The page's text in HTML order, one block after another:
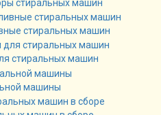
стиральных машин
стиральных машин
стиральных машин
машины